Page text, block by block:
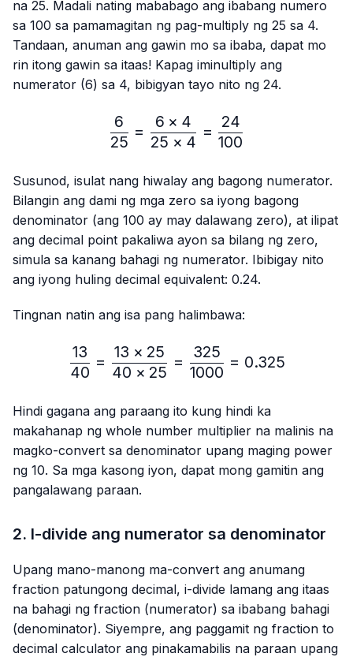
na 25. Madali nating mababago ang ibabang numero
sa 100 sa pamamagitan ng pag-multiply ng 25 sa 4.
Tandaan, anuman ang gawin mo sa ibaba, dapat mo
rin itong gawin sa itaas! Kapag iminultiply ang
numerator (6) sa 4, bibigyan tayo nito ng 24.
\frac{6}{25}=\frac{6 ×
25
6
=
25 × 4
6 × 4
=
100
24
Susunod, isulat nang hiwalay ang bagong numerator.
Bilangin ang dami ng mga zero sa iyong bagong
denominator (ang 100 ay may dalawang zero), at ilipat
ang decimal point pakaliwa ayon sa bilang ng zero,
simula sa kanang bahagi ng numerator. Ibibigay nito
ang iyong huling decimal equivalent: 0.24.
Tingnan natin ang isa pang halimbawa:
\frac{13}{40}=\frac{13
40
13
=
40 × 25
13 × 25
=
1000
325
= 0.325
Hindi gagana ang paraang ito kung hindi ka
makahanap ng whole number multiplier na malinis na
magko-convert sa denominator upang maging power
ng 10. Sa mga kasong iyon, dapat mong gamitin ang
pangalawang paraan.
2. I-divide ang numerator sa denominator
Upang mano-manong ma-convert ang anumang
fraction patungong decimal, i-divide lamang ang itaas
na bahagi ng fraction (numerator) sa ibabang bahagi
(denominator). Siyempre, ang paggamit ng fraction to
decimal calculator ang pinakamabilis na paraan upang